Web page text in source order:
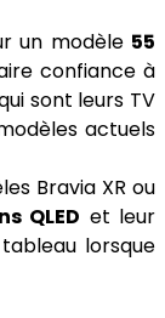
un modèle 55
confiance à
sont leurs TV
actuels
Bravia XR ou
QLED et leur
lorsque